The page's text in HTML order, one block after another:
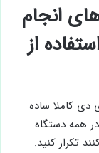
انجام
از
کاملا ساده
همه دستگاه
تکرار کنید.